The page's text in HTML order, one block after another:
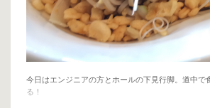
今日はエンジニアの方とホールの下見行脚。道中で
る！